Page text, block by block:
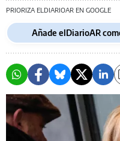
PRIORIZA ELDIARIOAR EN GOOGLE
Añade elDiarioAR